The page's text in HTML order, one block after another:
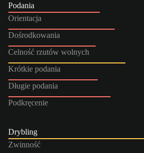
Podania
Orientacja
Dośrodkowania
Celność rzutów wolnych
Krótkie podania
Długie podania
Podkręcenie
Drybling
Zwinność